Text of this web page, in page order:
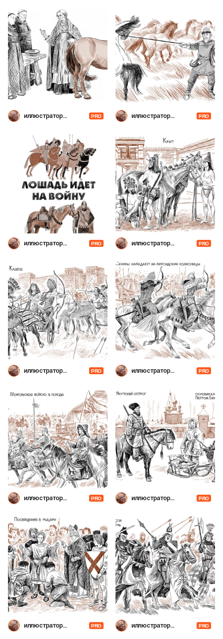
иллюстратор
PRO
иллюстратор
PRO
иллюстратор
PRO
иллюстратор
PRO
иллюстратор
PRO
иллюстратор
PRO
иллюстратор
PRO
иллюстратор
PRO
иллюстратор
PRO
иллюстратор
PRO